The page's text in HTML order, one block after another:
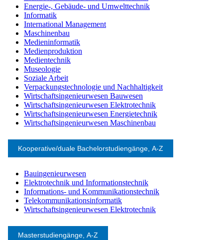
Energie-, Gebäude- und Umwelttechnik
Informatik
International Management
Maschinenbau
Medieninformatik
Medienproduktion
Medientechnik
Museologie
Soziale Arbeit
Verpackungstechnologie und Nachhaltigkeit
Wirtschaftsingenieurwesen Bauwesen
Wirtschaftsingenieurwesen Elektrotechnik
Wirtschaftsingenieurwesen Energietechnik
Wirtschaftsingenieurwesen Maschinenbau
Kooperative/duale Bachelorstudiengänge, A-Z
Bauingenieurwesen
Elektrotechnik und Informationstechnik
Informations- und Kommunikationstechnik
Telekommunikationsinformatik
Wirtschaftsingenieurwesen Elektrotechnik
Masterstudiengänge, A-Z